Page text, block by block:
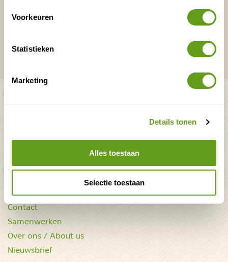
Voorkeuren
Statistieken
Marketing
Details tonen
Alles toestaan
Selectie toestaan
Onontdekte plekjes en leuke aanbiedingen voor
wAARDEvol reizen
Acties & kortingscodes
Zoek op reistype
Groepsaccommodaties
Contact
Samenwerken
Over ons / About us
Nieuwsbrief